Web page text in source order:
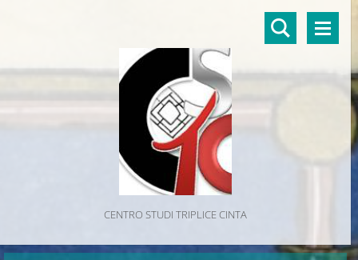
CENTRO STUDI TRIPLICE CINTA